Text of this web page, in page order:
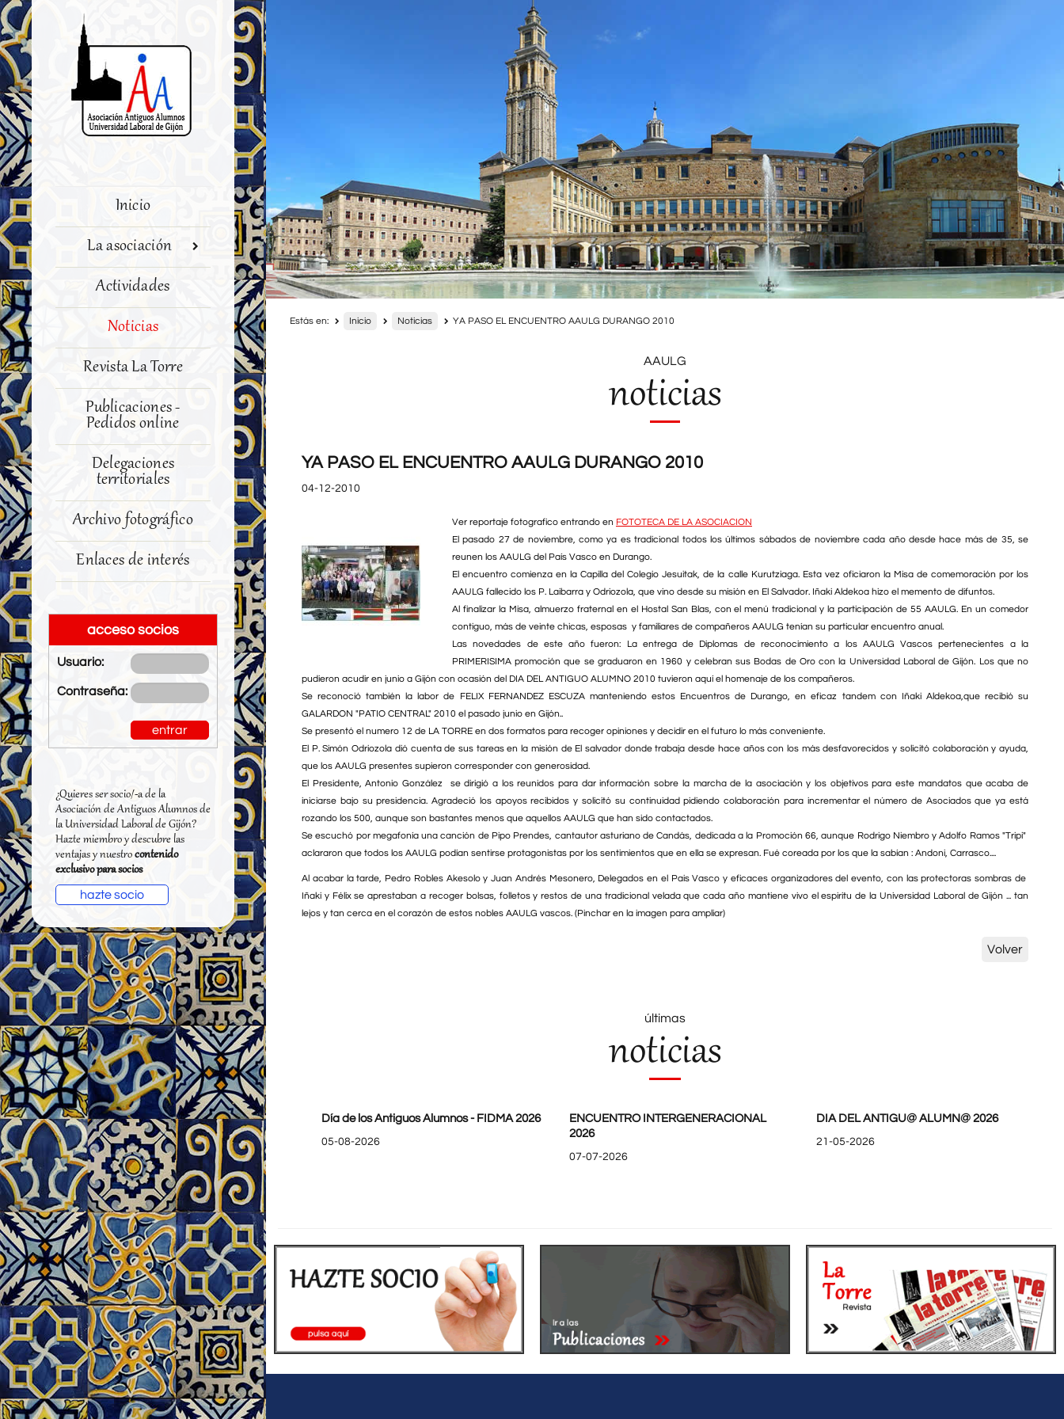
Inicio
La asociación
Actividades
Noticias
Revista La Torre
Publicaciones -
Pedidos online
Delegaciones
territoriales
Archivo fotográfico
Enlaces de interés
acceso socios
Usuario:
Contraseña:
entrar
¿Quieres ser socio/-a de la
Asociación de Antiguos Alumnos de
la Universidad Laboral de Gijón?
Hazte miembro y descubre las
ventajas y nuestrocontenido
exclusivo para socios
hazte socio
Estás en: Inicio Noticias YA PASO EL ENCUENTRO AAULG DURANGO 2010
AAULG
noticias
YA PASO EL ENCUENTRO AAULG DURANGO 2010
04-12-2010
Ver reportaje fotografico entrando en FOTOTECA DE LA ASOCIACION
El pasado 27 de noviembre, como ya es tradicional todos los últimos sábados de noviembre cada año desde hace más de 35, se
reunen los AAULG del País Vasco en Durango.
El encuentro comienza en la Capilla del Colegio Jesuitak, de la calle Kurutziaga. Esta vez oficiaron la Misa de comemoración por los
AAULG fallecido los P. Laibarra y Odriozola, que vino desde su misión en El Salvador. Iñaki Aldekoa hizo el memento de difuntos.
Al finalizar la Misa, almuerzo fraternal en el Hostal San Blas, con el menú tradicional y la participación de 55 AAULG. En un comedor
contiguo, más de veinte chicas, esposas y familiares de compañeros AAULG tenían su particular encuentro anual.
Las novedades de este año fueron: La entrega de Diplomas de reconocimiento a los AAULG Vascos pertenecientes a la
PRIMERISIMA promoción que se graduaron en 1960 y celebran sus Bodas de Oro con la Universidad Laboral de Gijón. Los que no
pudieron acudir en junio a Gijón con ocasión del DIA DEL ANTIGUO ALUMNO 2010 tuvieron aquí el homenaje de los compañeros.
Se reconoció también la labor de FELIX FERNANDEZ ESCUZA manteniendo estos Encuentros de Durango, en eficaz tandem con Iñaki Aldekoa,que recibió su
GALARDON "PATIO CENTRAL" 2010 el pasado junio en Gijón..
Se presentó el numero 12 de LA TORRE en dos formatos para recoger opiniones y decidir en el futuro lo más conveniente.
El P. Simón Odriozola dió cuenta de sus tareas en la misión de El salvador donde trabaja desde hace años con los más desfavorecidos y solicitó colaboración y ayuda,
que los AAULG presentes supieron corresponder con generosidad.
El Presidente, Antonio González se dirigió a los reunidos para dar información sobre la marcha de la asociación y los objetivos para este mandatos que acaba de
iniciarse bajo su presidencia. Agradeció los apoyos recibidos y solicitó su continuidad pidiendo colaboración para incrementar el número de Asociados que ya está
rozando los 500, aunque son bastantes menos que aquellos AAULG que han sido contactados.
Se escuchó por megafonía una canción de Pipo Prendes, cantautor asturiano de Candás, dedicada a la Promoción 66, aunque Rodrigo Niembro y Adolfo Ramos "Tripi"
aclararon que todos los AAULG podían sentirse protagonistas por los sentimientos que en ella se expresan. Fué coreada por los que la sabían : Andoni, Carrasco....
Al acabar la tarde, Pedro Robles Akesolo y Juan Andrés Mesonero, Delegados en el Pais Vasco y eficaces organizadores del evento, con las protectoras sombras de
Iñaki y Félix se aprestaban a recoger bolsas, folletos y restos de una tradicional velada que cada año mantiene vivo el espiritu de la Universidad Laboral de Gijón ... tan
lejos y tan cerca en el corazón de estos nobles AAULG vascos. (Pinchar en la imagen para ampliar)
Volver
últimas
noticias
Día de los Antiguos Alumnos - FIDMA 2026
05-08-2026
ENCUENTRO INTERGENERACIONAL
2026
07-07-2026
DIA DEL ANTIGU@ ALUMN@ 2026
21-05-2026